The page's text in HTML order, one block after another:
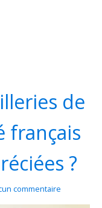
de
français
?
commentaire